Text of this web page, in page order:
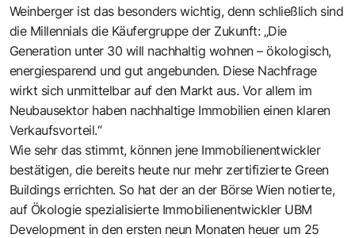
Weinberger ist das besonders wichtig, denn schließlich sind
die Millennials die Käufergruppe der Zukunft: „Die
Generation unter 30 will nachhaltig wohnen – ökologisch,
energiesparend und gut angebunden. Diese Nachfrage
wirkt sich unmittelbar auf den Markt aus. Vor allem im
Neubausektor haben nachhaltige Immobilien einen klaren
Verkaufsvorteil.“
Wie sehr das stimmt, können jene Immobilienentwickler
bestätigen, die bereits heute nur mehr zertifizierte Green
Buildings errichten. So hat der an der Börse Wien notierte,
auf Ökologie spezialisierte Immobilienentwickler UBM
Development in den ersten neun Monaten heuer um 25